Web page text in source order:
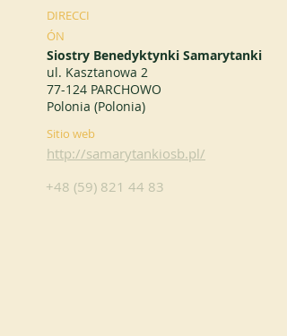
DIRECCI
ÓN
Siostry Benedyktynki Samarytanki
ul. Kasztanowa 2
77-124 PARCHOWO
Polonia (Polonia)
Sitio web
http://samarytankiosb.pl/
+48 (59) 821 44 83